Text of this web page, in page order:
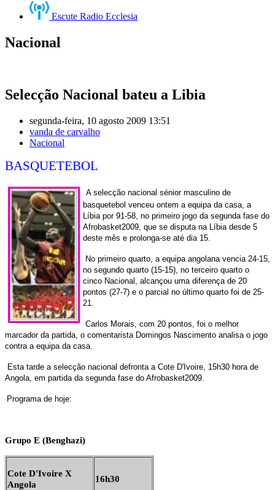
Escute Radio Ecclesia
Nacional
Selecção Nacional bateu a Libia
segunda-feira, 10 agosto 2009 13:51
vanda de carvalho
Nacional
BASQUETEBOL
A selecção nacional sénior masculino de
basquetebol venceu ontem a equipa da casa, a
Líbia por 91-58, no primeiro jogo da segunda fase do
Afrobasket2009, que se disputa na Líbia desde 5
deste mês e prolonga-se até dia 15.
No primeiro quarto, a equipa angolana vencia 24-15,
no segundo quarto (15-15), no terceiro quarto o
cinco Nacional, alcançou uma diferença de 20
pontos (27-7) e o parcial no último quarto foi de 25-
21.
Carlos Morais, com 20 pontos, foi o melhor
marcador da partida, o comentarista Domingos Nascimento analisa o jogo
contra a equipa da casa.
Esta tarde a selecção nacional defronta a Cote D'Ivoire, 15h30 hora de
Angola, em partida da segunda fase do Afrobasket2009
Programa de hoje:
Grupo E (Benghazi)
Cote D'Ivoire X
Angola
16h30